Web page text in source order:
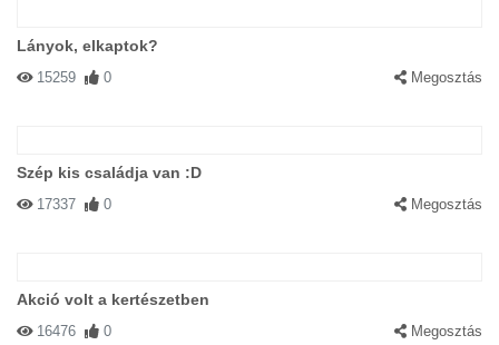
Lányok, elkaptok?
15259 0 Megosztás
Szép kis családja van :D
17337 0 Megosztás
Akció volt a kertészetben
16476 0 Megosztás